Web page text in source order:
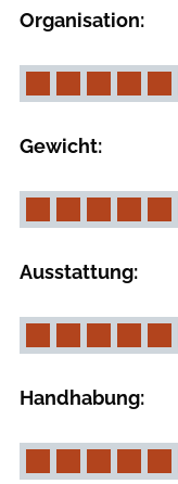
Organisation:
Gewicht:
Ausstattung:
Handhabung: